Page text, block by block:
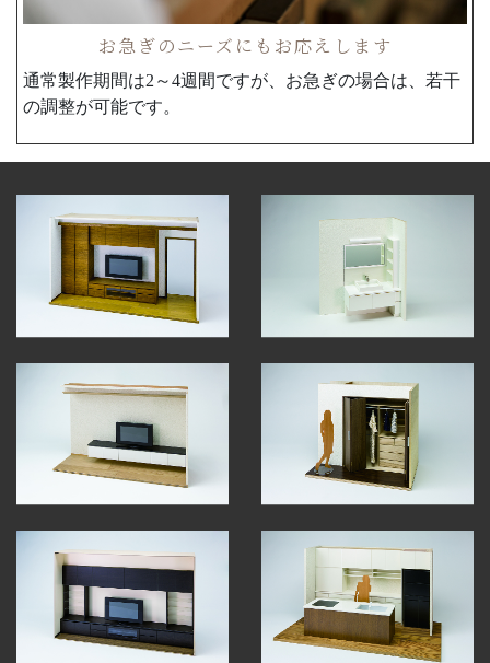
お急ぎのニーズにもお応えします
通常製作期間は2～4週間ですが、お急ぎの場合は、若干
の調整が可能です。